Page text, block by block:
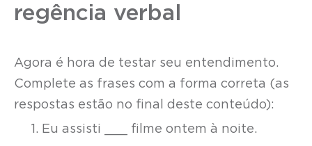
regência verbal
Agora é hora de testar seu entendimento.
Complete as frases com a forma correta (as
respostas estão no final deste conteúdo):
Eu assisti ___ filme ontem à noite.